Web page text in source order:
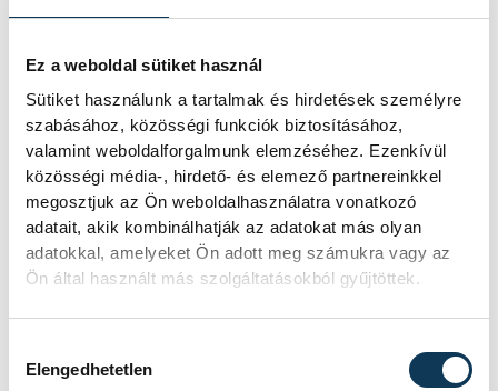
Ez a weboldal sütiket használ
Sütiket használunk a tartalmak és hirdetések személyre
szabásához, közösségi funkciók biztosításához,
valamint weboldalforgalmunk elemzéséhez. Ezenkívül
közösségi média-, hirdető- és elemező partnereinkkel
megosztjuk az Ön weboldalhasználatra vonatkozó
adatait, akik kombinálhatják az adatokat más olyan
adatokkal, amelyeket Ön adott meg számukra vagy az
Ön által használt más szolgáltatásokból gyűjtöttek.
Elengedhetetlen
Magyarország
energiaellátása stabil
Jelenleg stabil Magyarország
energiaellátása, a paksi erőmű
munkatársai azon dolgoznak, hogy az
utolsó még termelő turbina
hibamentesen működjön - közölte a
miniszterelnök a paksi erőműnél tett
keddi látogatása során.